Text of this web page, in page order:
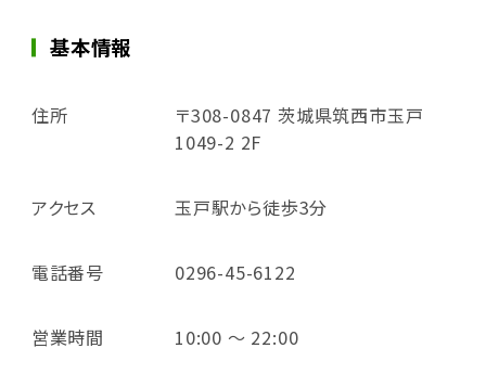
基本情報
住所
〒308-0847 茨城県筑西市玉戸
1049-2 2F
アクセス 玉戸駅から徒歩3分
電話番号 0296-45-6122
営業時間 10:00 ～ 22:00